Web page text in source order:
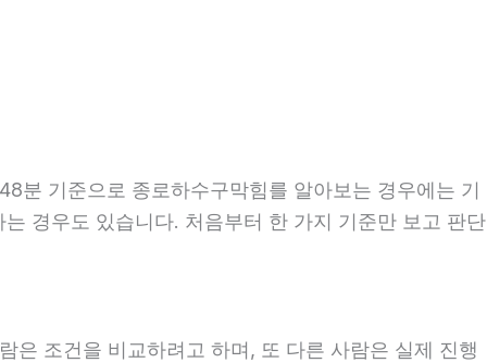
분 기준으로 종로하수구막힘를 알아보는 경우에는 기
경우도 있습니다. 처음부터 한 가지 기준만 보고 판단
은 조건을 비교하려고 하며, 또 다른 사람은 실제 진행